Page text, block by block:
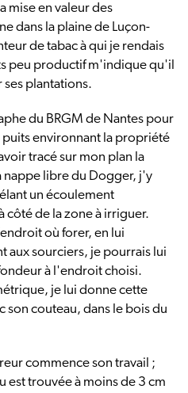
mise en valeur des
dans la plaine de Luçon-
de tabac à qui je rendais
peu productif m'indique qu'il
plantations.
du BRGM de Nantes pour
environnant la propriété
tracé sur mon plan la
nappe libre du Dogger, j'y
un écoulement
côté de la zone à irriguer.
où forer, en lui
aux sourciers, je pourrais lui
à l'endroit choisi.
je lui donne cette
son couteau, dans le bois du
commence son travail ;
est trouvée à moins de 3 cm